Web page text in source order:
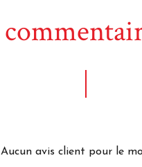
Aucun avis client pour le